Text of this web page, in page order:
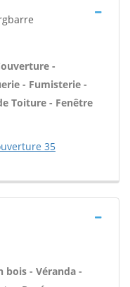
-
- Fumisterie -
Toiture - Fenêtre
35
bois - Véranda -